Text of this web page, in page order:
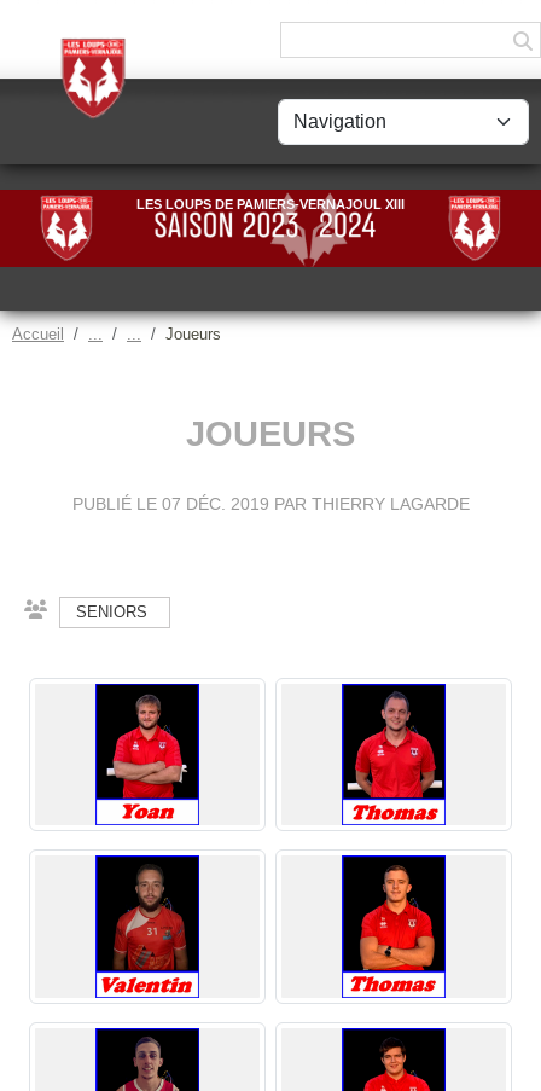
LES LOUPS DE PAMIERS-VERNAJOUL XIII
Accueil Joueurs
JOUEURS
PUBLIÉ LE 07 DÉC. 2019 PAR THIERRY LAGARDE
SENIORS